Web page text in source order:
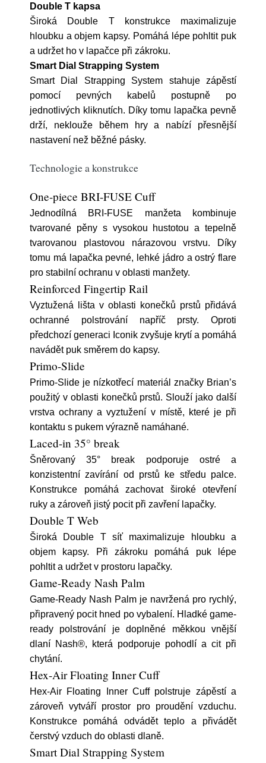
Double T kapsa
Široká Double T konstrukce maximalizuje
hloubku a objem kapsy. Pomáhá lépe pohltit puk
a udržet ho v lapačce při zákroku.
Smart Dial Strapping System
Smart Dial Strapping System stahuje zápěstí
pomocí pevných kabelů postupně po
jednotlivých kliknutích. Díky tomu lapačka pevně
drží, neklouže během hry a nabízí přesnější
nastavení než běžné pásky.
Technologie a konstrukce
One-piece BRI-FUSE Cuff
Jednodílná BRI-FUSE manžeta kombinuje
tvarované pěny s vysokou hustotou a tepelně
tvarovanou plastovou nárazovou vrstvu. Díky
tomu má lapačka pevné, lehké jádro a ostrý flare
pro stabilní ochranu v oblasti manžety.
Reinforced Fingertip Rail
Vyztužená lišta v oblasti konečků prstů přidává
ochranné polstrování napříč prsty. Oproti
předchozí generaci Iconik zvyšuje krytí a pomáhá
navádět puk směrem do kapsy.
Primo-Slide
Primo-Slide je nízkotřecí materiál značky Brian’s
použitý v oblasti konečků prstů. Slouží jako další
vrstva ochrany a vyztužení v místě, které je při
kontaktu s pukem výrazně namáhané.
Laced-in 35° break
Šněrovaný 35° break podporuje ostré a
konzistentní zavírání od prstů ke středu palce.
Konstrukce pomáhá zachovat široké otevření
ruky a zároveň jistý pocit při zavření lapačky.
Double T Web
Široká Double T síť maximalizuje hloubku a
objem kapsy. Při zákroku pomáhá puk lépe
pohltit a udržet v prostoru lapačky.
Game-Ready Nash Palm
Game-Ready Nash Palm je navržená pro rychlý,
připravený pocit hned po vybalení. Hladké game-
ready polstrování je doplněné měkkou vnější
dlaní Nash®, která podporuje pohodlí a cit při
chytání.
Hex-Air Floating Inner Cuff
Hex-Air Floating Inner Cuff polstruje zápěstí a
zároveň vytváří prostor pro proudění vzduchu.
Konstrukce pomáhá odvádět teplo a přivádět
čerstvý vzduch do oblasti dlaně.
Smart Dial Strapping System